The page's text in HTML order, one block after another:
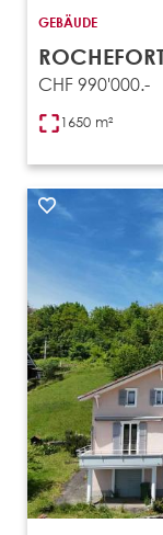
GEBÄUDE
CHF 990'000.-
1650 m²